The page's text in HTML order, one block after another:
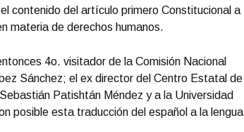
contenido del artículo primero Constitucional a
materia de derechos humanos.
4o. visitador de la Comisión Nacional
Sánchez; el ex director del Centro Estatal de
Patishtán Méndez y a la Universidad
posible esta traducción del español a la lengua